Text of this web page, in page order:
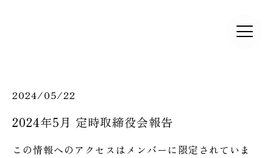
2024/05/22
2024年5月 定時取締役会報告
この情報へのアクセスはメンバーに限定されていま